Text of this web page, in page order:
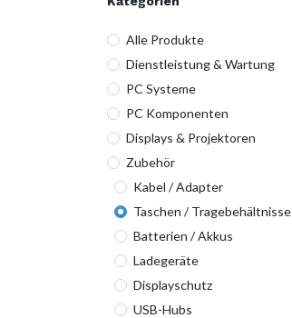
Alle Produkte
Dienstleistung & Wartung
PC Systeme
PC Komponenten
Displays & Projektoren
Zubehör
Kabel / Adapter
Taschen / Tragebehältnisse
Batterien / Akkus
Ladegeräte
Displayschutz
USB-Hubs